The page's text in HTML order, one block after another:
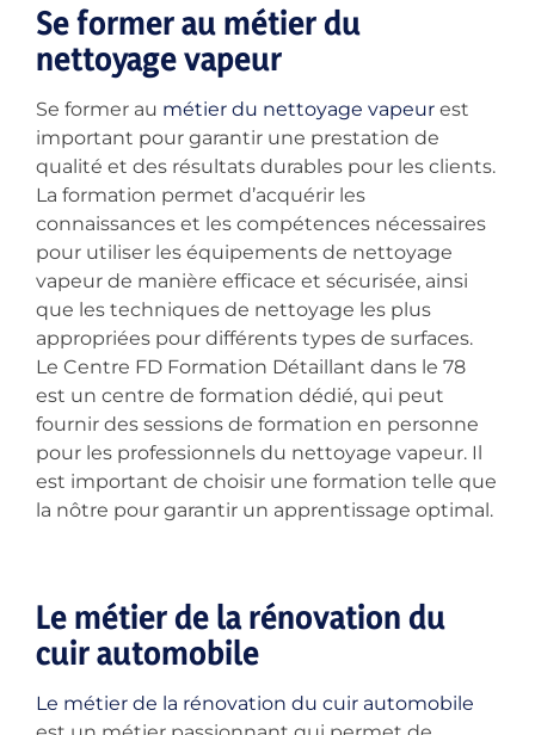
Se former au métier du
nettoyage vapeur
Se former au métier du nettoyage vapeur est
important pour garantir une prestation de
qualité et des résultats durables pour les clients.
La formation permet d’acquérir les
connaissances et les compétences nécessaires
pour utiliser les équipements de nettoyage
vapeur de manière efficace et sécurisée, ainsi
que les techniques de nettoyage les plus
appropriées pour différents types de surfaces.
Le Centre FD Formation Détaillant dans le 78
est un centre de formation dédié, qui peut
fournir des sessions de formation en personne
pour les professionnels du nettoyage vapeur. Il
est important de choisir une formation telle que
la nôtre pour garantir un apprentissage optimal.
Le métier de la rénovation du
cuir automobile
Le métier de la rénovation du cuir automobile